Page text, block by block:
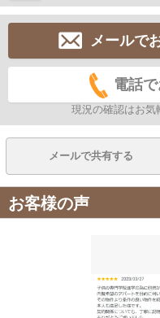
メールで
電話
現況の確認はお気
メールで共有する
お客様の声